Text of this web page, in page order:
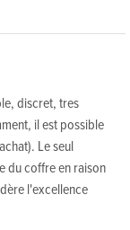
discret, tres
il est possible
Le seul
du coffre en raison
l'excellence